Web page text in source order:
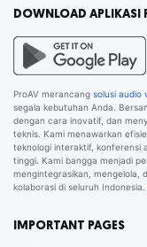
DOWNLOAD APLIKASI
ProAV merancang solusi audio
segala kebutuhan Anda.
dengan cara inovatif, dan
teknis. Kami menawarkan
teknologi interaktif, konferensi
tinggi. Kami bangga menjadi
mengintegrasikan, mengelola,
kolaborasi di seluruh Indonesia.
IMPORTANT PAGES